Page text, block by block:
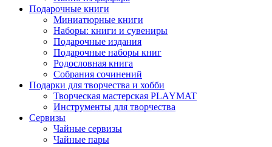
Подарочные книги
Миниатюрные книги
Наборы: книги и сувениры
Подарочные издания
Подарочные наборы книг
Родословная книга
Собрания сочинений
Подарки для творчества и хобби
Творческая мастерская PLAYMAT
Инструменты для творчества
Cервизы
Чайные сервизы
Чайные пары